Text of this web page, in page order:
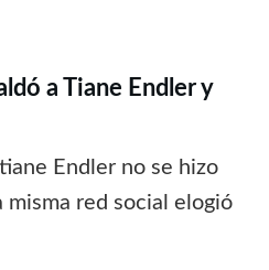
a Tiane Endler y
Endler no se hizo
misma red social elogió